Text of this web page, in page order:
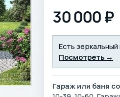
30 000 ₽
Есть
Посмотреть →
Гараж или баня